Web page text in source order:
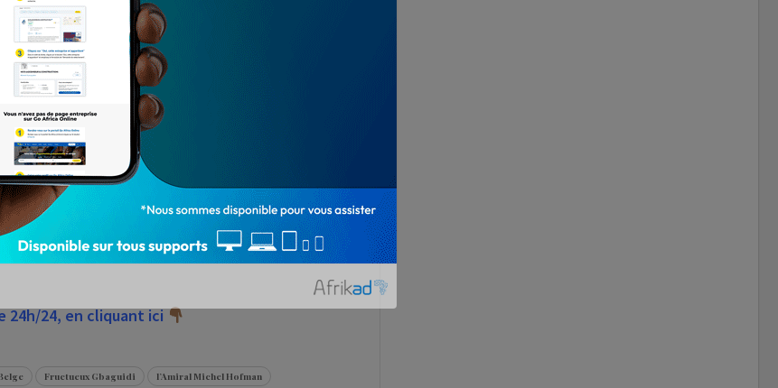
à Cotonou
du Bénin, Fructueux Gbaguidi avec qui il
sécuritaire dans la zone septentrionale du
pays, rapporte Bip Fm.
24h/24, en cliquant ici
Fructueux Gbaguidi
l’Amiral Michel Hofman